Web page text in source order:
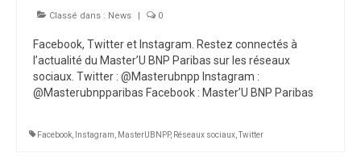
Classé dans : News | 0
Facebook, Twitter et Instagram. Restez connectés à
l’actualité du Master’U BNP Paribas sur les réseaux
sociaux. Twitter : @Masterubnpp Instagram :
@Masterubnpparibas Facebook : Master’U BNP Paribas
Facebook Instagram MasterUBNPP, Réseaux sociaux ,Twitter